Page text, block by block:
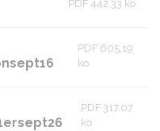
PDF 442.33 ko
PDF 605.19
ko
PDF 317.07
ko